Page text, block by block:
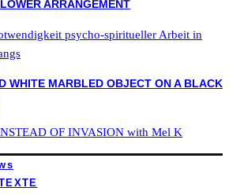
psycho-spiritueller Arbeit in
OF INVASION with Mel K